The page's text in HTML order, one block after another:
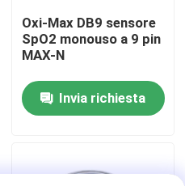
Oxi-Max DB9 sensore
SpO2 monouso a 9 pin
MAX-N
Invia richiesta